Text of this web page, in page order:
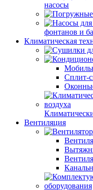
насосы
фонтанов и
Климатическая
Сплит-
Вентиляция